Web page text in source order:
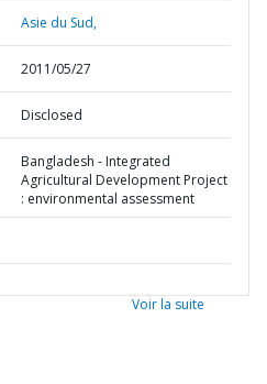
Asie du Sud,
2011/05/27
Disclosed
Bangladesh - Integrated
Agricultural Development Project
: environmental assessment
Voir la suite